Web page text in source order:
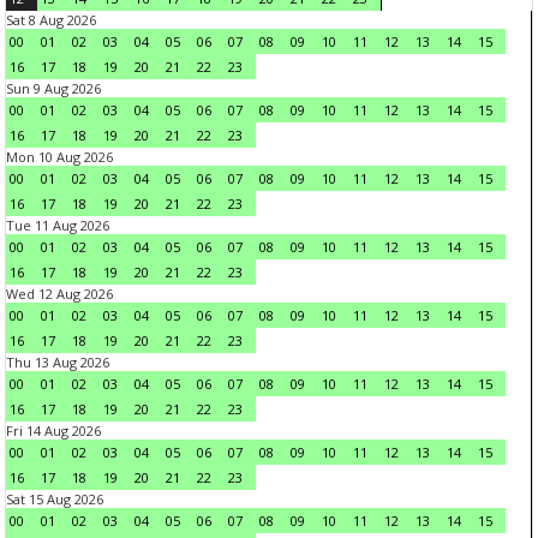
Sat 8 Aug 2026
00
01 02 03 04 05 06 07 08 09 10 11 12 13 14
15
16
17 18 19 20 21 22
23
Sun 9 Aug 2026
00
01 02 03 04 05 06 07 08 09 10 11 12 13 14
15
16
17 18 19 20 21 22
23
Mon 10 Aug 2026
00
01 02 03 04 05 06 07 08 09 10 11 12 13 14
15
16
17 18 19 20 21 22
23
Tue 11 Aug 2026
00
01 02 03 04 05 06 07 08 09 10 11 12 13 14
15
16
17 18 19 20 21 22
23
Wed 12 Aug 2026
00
01 02 03 04 05 06 07 08 09 10 11 12 13 14
15
16
17 18 19 20 21 22
23
Thu 13 Aug 2026
00
01 02 03 04 05 06 07 08 09 10 11 12 13 14
15
16
17 18 19 20 21 22
23
Fri 14 Aug 2026
00
01 02 03 04 05 06 07 08 09 10 11 12 13 14
15
16
17 18 19 20 21 22
23
Sat 15 Aug 2026
00
01 02 03 04 05 06 07 08 09 10 11 12 13 14
15